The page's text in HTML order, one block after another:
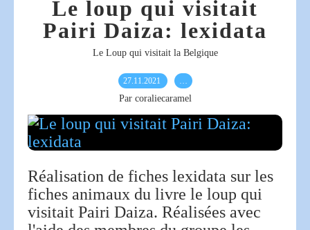
Le loup qui visitait
Pairi Daiza: lexidata
Le Loup qui visitait la Belgique
27.11.2021 …
Par coraliecaramel
Réalisation de fiches lexidata sur les
fiches animaux du livre le loup qui
visitait Pairi Daiza. Réalisées avec